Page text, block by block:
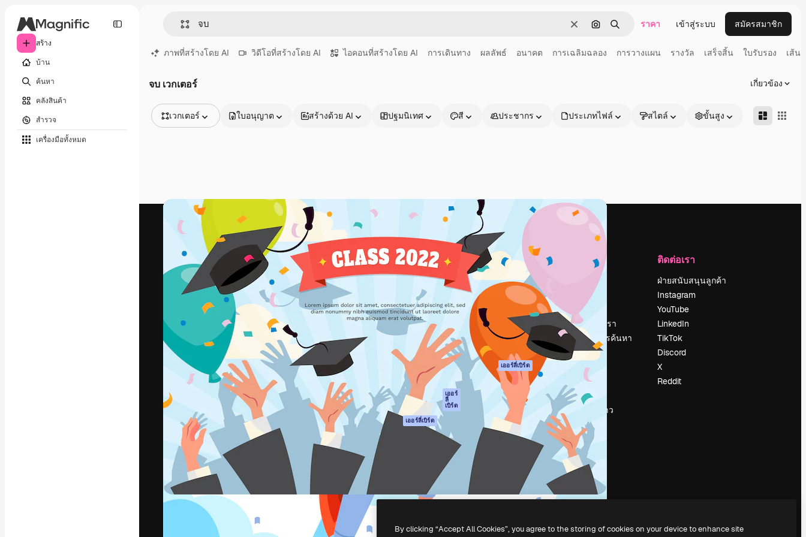
สร้าง
บ้าน
ค้นหา
คลังสินค้า
สำรวจ
เครื่องมือทั้งหมด
ชัดเจนค้นหาตามรูปภาพ
ค้นหา ราคา เข้าสู่ระบบ สมัครสมาชิก
ภาพที่สร้างโดย AI วิดีโอที่สร้างโดย AI ไอคอนที่สร้างโดย AI การเดินทาง ผลลัพธ์ อนาคต การเฉลิมฉลอง การวางแผน รางวัล เสร็จสิ้น ใบรับรอง เส้น
จบ เวกเตอร์ เกี่ยวข้อง
เวกเตอร์
วิดีโอ
โมชั่นกราฟิก
เทมเพลตวิดีโอ
แบบจำลอง 3 มิติ
แบบอักษร
ใบอนุญาต สร้างด้วย AI ปฐมนิเทศ สี ประชากร ประเภทไฟล์ สไตล์ ขั้นสูง
แพลตฟอร์มสร้างสรรค์เพื่อผลักดันผลงานที่ดี
ที่สุดของคุณ ผู้ใช้งานกว่า 1 ล้านราย
ครอบคลุมทั้งครีเอทีฟ, บริษัท, เอเจนซี และสตูดิ
ภาษาไทย
ผลิตภัณฑ์
เครื่องมือสร้าง
รูปภาพด้วย AI
เครื่องมือสร้างวิดีโอ
ด้วย AI
เครื่องกำเนิดเสียง AI
สต็อกเนื้อหา
MCP สำหรับ
Claude/ChatGPT
เออร์
ลี่
เบิร์ด
Agents เออร์ลี่เบิร์ด
เอพีไอ
แอปมือถือ
เริ่มต้นใช้งาน
Academy
เอกสาร
การสนับสนุน
เงื่อนไขการใช้งาน
นโยบายความเป็น
ส่วนตัว
ต้นฉบับ เออร์ลี่เบิร์ด
นโยบายคุกกี้
ศูนย์ความน่าเชื่อถือ
พันธมิตร
ธุรกิจ
เกี่ยวกับเรา
รีวิว
ร่วมงานกับเรา
แนวโน้มการค้นหา
บล็อก
กิจกรรม
Slidesgo
ขายเนื้อหา
ห้องแถลงข่าว
กำลังมองหา
magnific.ai
ติดต่อเรา
ฝ่ายสนับสนุนลูกค้า
Instagram
YouTube
LinkedIn
TikTok
Discord
X
Reddit
Copyright © 2010- Freepik Company S.L.U.
By clicking “Accept All Cookies”, you agree to the storing of cookies on your device to enhance site